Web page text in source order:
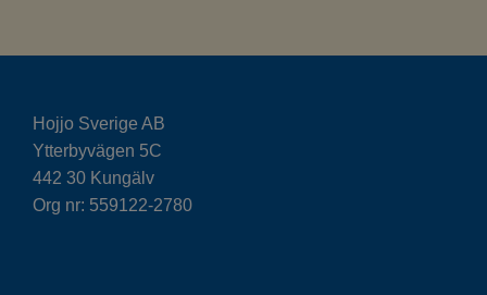
Hojjo Sverige AB
Ytterbyvägen 5C
442 30 Kungälv
Org nr: 559122-2780